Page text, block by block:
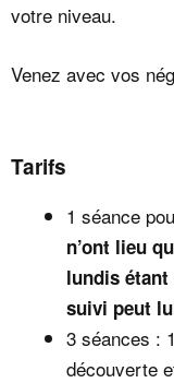
votre niveau.
Venez avec vos
Tarifs
1 séance
n’ont lieu
lundis
suivi peut
3 séances :
découverte